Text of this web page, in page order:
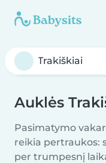
Auklės
Pasimatymo
reikia pertraukos:
per trumpesnį